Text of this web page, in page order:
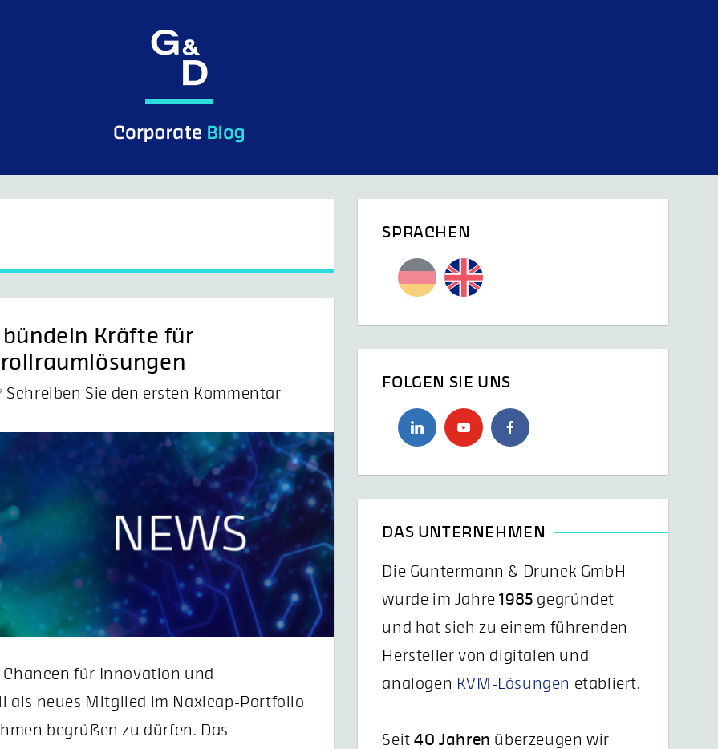
bündeln Kräfte für
Schreiben Sie den ersten Kommentar
für Innovation und
als neues Mitglied im Naxicap-Portfolio
begrüßen zu dürfen. Das
SPRACHEN
FOLGEN SIE UNS
DAS UNTERNEHMEN
Die Guntermann & Drunck GmbH
wurde im Jahre1985 gegründet
und hat sich zu einem führenden
Hersteller von digitalen und
analogen KVM-Lösungen etabliert.
Seit40 Jahren überzeugen wir